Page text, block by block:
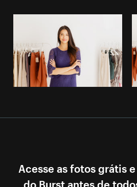
Acesse as fotos grátis
do Burst antes de